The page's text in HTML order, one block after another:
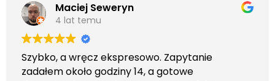
Maciej Seweryn
4 lat temu
Szybko, a wręcz ekspresowo. Zapytanie
zadałem około godziny 14, a gotowe